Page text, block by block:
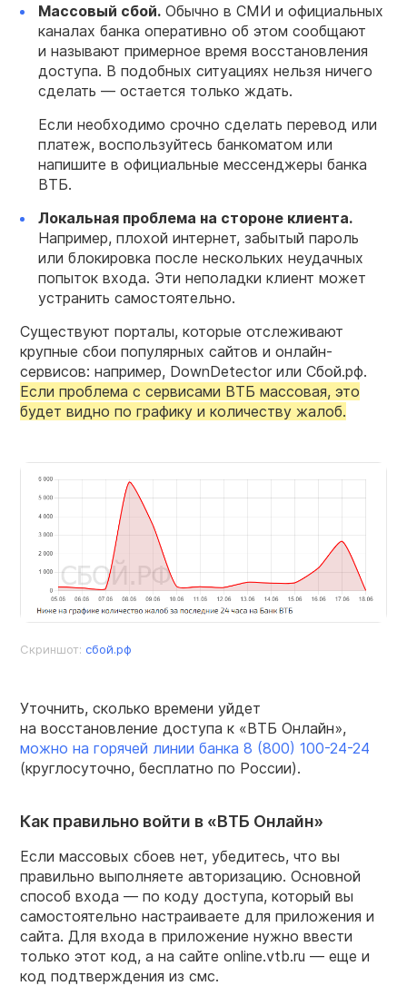
Массовый сбой. Обычно в СМИ и официальных
каналах банка оперативно об этом сообщают
и называют примерное время восстановления
доступа. В подобных ситуациях нельзя ничего
сделать — остается только ждать.
Если необходимо срочно сделать перевод или
платеж, воспользуйтесь банкоматом или
напишите в официальные мессенджеры банка
ВТБ.
Локальная проблема на стороне клиента.
Например, плохой интернет, забытый пароль
или блокировка после нескольких неудачных
попыток входа. Эти неполадки клиент может
устранить самостоятельно.
Существуют порталы, которые отслеживают
крупные сбои популярных сайтов и онлайн-
сервисов: например, DownDetector или Сбой.рф.
Если проблема с сервисами ВТБ массовая, это
будет видно по графику и количеству жалоб.
Скриншот: сбой.рф
Уточнить, сколько времени уйдет
на восстановление доступа к «ВТБ Онлайн»,
можно на горячей линии банка 8 (800) 100-24-24
(круглосуточно, бесплатно по России).
Как правильно войти в «ВТБ Онлайн»
Если массовых сбоев нет, убедитесь, что вы
правильно выполняете авторизацию. Основной
способ входа — по коду доступа, который вы
самостоятельно настраиваете для приложения и
сайта. Для входа в приложение нужно ввести
только этот код, а на сайте online.vtb.ru — еще и
код подтверждения из смс.